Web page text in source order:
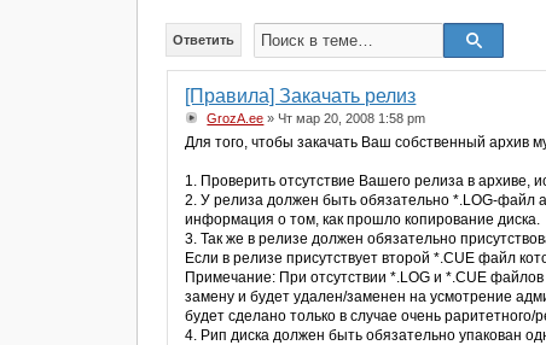
Ответить
[Правила] Закачать релиз
GrozA.ee » Чт мар 20, 2008 1:58 pm
Для того, чтобы закачать Ваш собственный архив
1. Проверить отсутствие Вашего релиза в архиве,
2. У релиза должен быть обязательно *.LOG-файл
информация о том, как прошло копирование диска.
3. Так же в релизе должен обязательно
Если в релизе присутствует второй *.CUE файл
Примечание: При отсутствии *.LOG и *.CUE
замену и будет удален/заменен на усмотрение
будет сделано только в случае очень раритетного/
4. Рип диска должен быть обязательно упакован